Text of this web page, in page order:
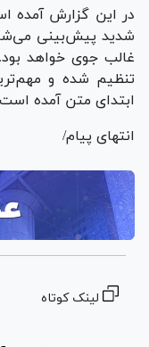
در این گزارش آمده
شدید پیش‌بینی
غالب جوی خواهد
تنظیم شده و
ابتدای متن آمده
انتهای پیام/
لینک کوتاه